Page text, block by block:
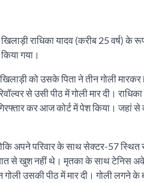
राधिका यादव (करीब 25 वर्ष) के
गया।
को उसके पिता ने तीन गोली मारकर
से उसी पीठ में गोली मार दी।
कर आज कोर्ट में पेश किया। जहां से
अपने परिवार के साथ सेक्टर-57
से खुश नहीं थे। मृतका के साथ टेनिस
उसकी पीठ में मार दी। गोली लगने के